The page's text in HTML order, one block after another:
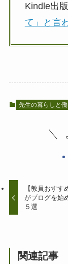
Kindle出
て」と言
先生の暮らしと
【教員おすす
がブログを始
５選
関連記事